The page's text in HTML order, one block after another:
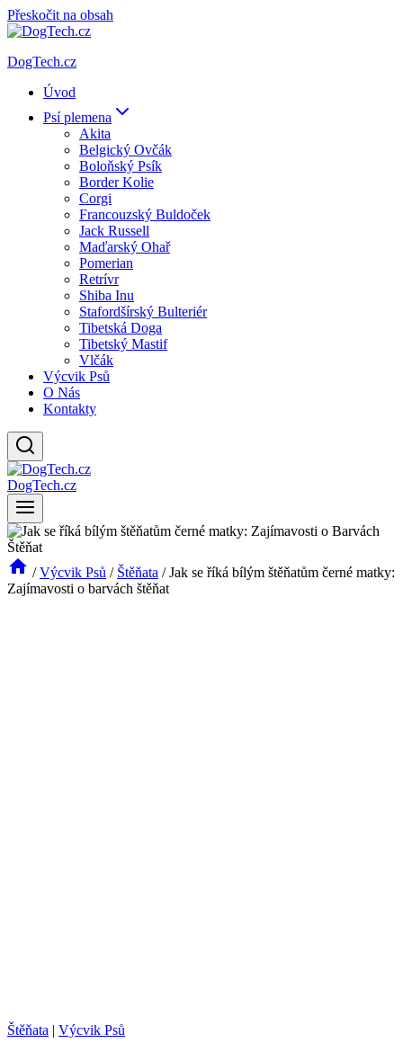
Přeskočit na obsah
DogTech.cz
Úvod
Psí plemena
Akita
Belgický Ovčák
Boloňský Psík
Border Kolie
Corgi
Francouzský Buldoček
Jack Russell
Maďarský Ohař
Pomerian
Retrívr
Shiba Inu
Stafordšírský Bulteriér
Tibetská Doga
Tibetský Mastif
Vlčák
Výcvik Psů
O Nás
Kontakty
DogTech.cz
/ Výcvik Psů / Štěňata / Jak se říká bílým štěňatům černé matky:
Zajímavosti o barvách štěňat
Štěňata | Výcvik Psů